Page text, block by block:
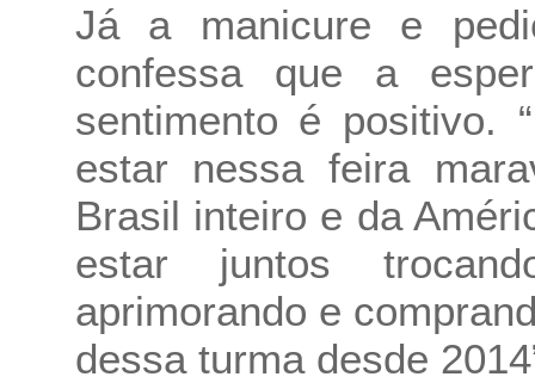
Já a manicure e
confessa que a
sentimento é positivo.
estar nessa feira
Brasil inteiro e da
estar juntos
aprimorando e
dessa turma desde